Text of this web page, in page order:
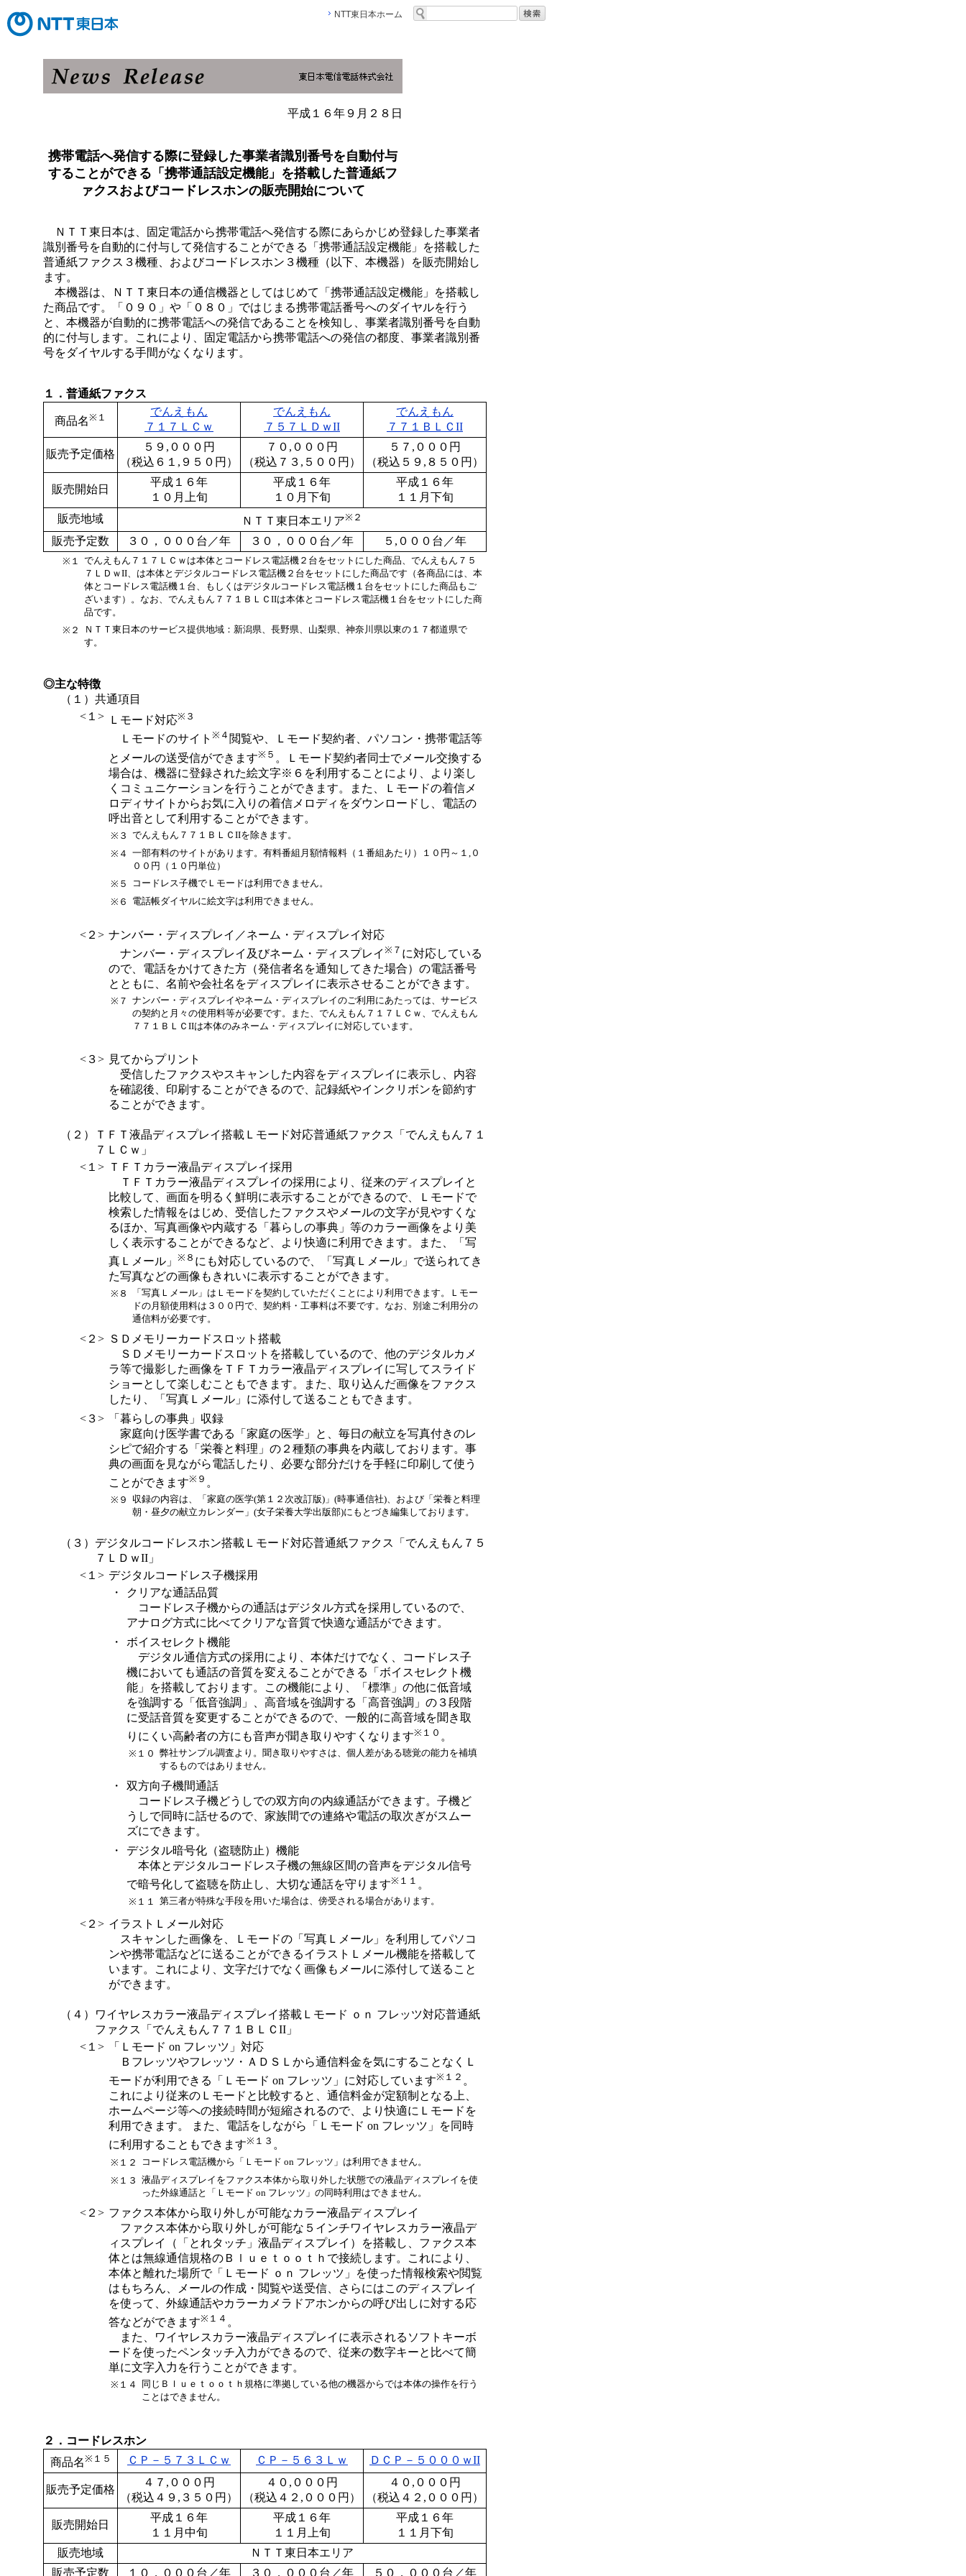
NTT東日本ホーム
平成１６年９月２８日
携帯電話へ発信する際に登録した事業者識別番号を自動付与
することができる「携帯通話設定機能」を搭載した普通紙フ
ァクスおよびコードレスホンの販売開始について
ＮＴＴ東日本は、固定電話から携帯電話へ発信する際にあらかじめ登録した事業者
識別番号を自動的に付与して発信することができる「携帯通話設定機能」を搭載した
普通紙ファクス３機種、およびコードレスホン３機種（以下、本機器）を販売開始し
ます。
本機器は、ＮＴＴ東日本の通信機器としてはじめて「携帯通話設定機能」を搭載し
た商品です。「０９０」や「０８０」ではじまる携帯電話番号へのダイヤルを行う
と、本機器が自動的に携帯電話への発信であることを検知し、事業者識別番号を自動
的に付与します。これにより、固定電話から携帯電話への発信の都度、事業者識別番
号をダイヤルする手間がなくなります。
１．普通紙ファクス
商品名※１
でんえもん
７１７ＬＣｗ
でんえもん
７５７ＬＤｗII
でんえもん
７７１ＢＬＣII
販売予定価格
５９,０００円
（税込６１,９５０円）
７０,０００円
（税込７３,５００円）
５７,０００円
（税込５９,８５０円）
販売開始日
平成１６年
１０月上旬
平成１６年
１０月下旬
平成１６年
１１月下旬
販売地域
ＮＴＴ東日本エリア※２
販売予定数 ３０，０００台／年 ３０，０００台／年 ５,０００台／年
※１ でんえもん７１７ＬＣｗは本体とコードレス電話機２台をセットにした商品、でんえもん７５
７ＬＤｗII、は本体とデジタルコードレス電話機２台をセットにした商品です（各商品には、本
体とコードレス電話機１台、もしくはデジタルコードレス電話機１台をセットにした商品もご
ざいます）。なお、でんえもん７７１ＢＬＣIIは本体とコードレス電話機１台をセットにした商
品です。
※２
ＮＴＴ東日本のサービス提供地域：新潟県、長野県、山梨県、神奈川県以東の１７都道県で
す。
◎主な特徴
（１）共通項目
<１> Ｌモード対応※３
Ｌモードのサイト ※４ 閲覧や、Ｌモード契約者、パソコン・携帯電話等
とメールの送受信ができます※５ 。Ｌモード契約者同士でメール交換する
場合は、機器に登録された絵文字※６を利用することにより、より楽し
くコミュニケーションを行うことができます。また、Ｌモードの着信メ
ロディサイトからお気に入りの着信メロディをダウンロードし、電話の
呼出音として利用することができます。
※３ でんえもん７７１ＢＬＣIIを除きます。
※４ 一部有料のサイトがあります。有料番組月額情報料（１番組あたり）１０円～１,０
００円（１０円単位）
※５
コードレス子機でＬモードは利用できません。
※６
電話帳ダイヤルに絵文字は利用できません。
<２> ナンバー・ディスプレイ／ネーム・ディスプレイ対応
ナンバー・ディスプレイ及びネーム・ディスプレイ ※７ に対応している
ので、電話をかけてきた方（発信者名を通知してきた場合）の電話番号
とともに、名前や会社名をディスプレイに表示させることができます。
※７ ナンバー・ディスプレイやネーム・ディスプレイのご利用にあたっては、サービス
の契約と月々の使用料等が必要です。また、でんえもん７１７ＬＣｗ、でんえもん
７７１ＢＬＣIIは本体のみネーム・ディスプレイに対応しています。
<３> 見てからプリント
受信したファクスやスキャンした内容をディスプレイに表示し、内容
を確認後、印刷することができるので、記録紙やインクリボンを節約す
ることができます。
（２）
ＴＦＴ液晶ディスプレイ搭載Ｌモード対応普通紙ファクス「でんえもん７１
７ＬＣｗ」
<１> ＴＦＴカラー液晶ディスプレイ採用
ＴＦＴカラー液晶ディスプレイの採用により、従来のディスプレイと
比較して、画面を明るく鮮明に表示することができるので、Ｌモードで
検索した情報をはじめ、受信したファクスやメールの文字が見やすくな
るほか、写真画像や内蔵する「暮らしの事典」等のカラー画像をより美
しく表示することができるなど、より快適に利用できます。また、「写
真Ｌメール」 ※８ にも対応しているので、「写真Ｌメール」で送られてき
た写真などの画像もきれいに表示することができます。
※８
「写真Ｌメール」はＬモードを契約していただくことにより利用できます。Ｌモー
ドの月額使用料は３００円で、契約料・工事料は不要です。なお、別途ご利用分の
通信料が必要です。
<２> ＳＤメモリーカードスロット搭載
ＳＤメモリーカードスロットを搭載しているので、他のデジタルカメ
ラ等で撮影した画像をＴＦＴカラー液晶ディスプレイに写してスライド
ショーとして楽しむこともできます。また、取り込んだ画像をファクス
したり、「写真Ｌメール」に添付して送ることもできます。
<３>
「暮らしの事典」収録
家庭向け医学書である「家庭の医学」と、毎日の献立を写真付きのレ
シピで紹介する「栄養と料理」の２種類の事典を内蔵しております。事
典の画面を見ながら電話したり、必要な部分だけを手軽に印刷して使う
ことができます※９ 。
※９
収録の内容は、「家庭の医学(第１２次改訂版)」(時事通信社)、および「栄養と料理
朝・昼夕の献立カレンダー」(女子栄養大学出版部)にもとづき編集しております。
（３） デジタルコードレスホン搭載Ｌモード対応普通紙ファクス「でんえもん７５
７ＬＤｗII」
<１> デジタルコードレス子機採用
・
クリアな通話品質
コードレス子機からの通話はデジタル方式を採用しているので、
アナログ方式に比べてクリアな音質で快適な通話ができます。
・
ボイスセレクト機能
デジタル通信方式の採用により、本体だけでなく、コードレス子
機においても通話の音質を変えることができる「ボイスセレクト機
能」を搭載しております。この機能により、「標準」の他に低音域
を強調する「低音強調」、高音域を強調する「高音強調」の３段階
に受話音質を変更することができるので、一般的に高音域を聞き取
りにくい高齢者の方にも音声が聞き取りやすくなります※１０ 。
※１０ 弊社サンプル調査より。聞き取りやすさは、個人差がある聴覚の能力を補填
するものではありません。
・
双方向子機間通話
コードレス子機どうしでの双方向の内線通話ができます。子機ど
うしで同時に話せるので、家族間での連絡や電話の取次ぎがスムー
ズにできます。
・
デジタル暗号化（盗聴防止）機能
本体とデジタルコードレス子機の無線区間の音声をデジタル信号
で暗号化して盗聴を防止し、大切な通話を守ります※１１ 。
※１１ 第三者が特殊な手段を用いた場合は、傍受される場合があります。
<２> イラストＬメール対応
スキャンした画像を、Ｌモードの「写真Ｌメール」を利用してパソコ
ンや携帯電話などに送ることができるイラストＬメール機能を搭載して
います。これにより、文字だけでなく画像もメールに添付して送ること
ができます。
（４）
ワイヤレスカラー液晶ディスプレイ搭載Ｌモード ｏｎ フレッツ対応普通紙
ファクス「でんえもん７７１ＢＬＣII」
<１>
「Ｌモード on フレッツ」対応
Ｂフレッツやフレッツ・ＡＤＳＬから通信料金を気にすることなくＬ
モードが利用できる「Ｌモード on フレッツ」に対応しています※１２ 。
これにより従来のＬモードと比較すると、通信料金が定額制となる上、
ホームページ等への接続時間が短縮されるので、より快適にＬモードを
利用できます。 また、電話をしながら「Ｌモード on フレッツ」を同時
に利用することもできます※１３ 。
※１２
コードレス電話機から「Ｌモード on フレッツ」は利用できません。
※１３ 液晶ディスプレイをファクス本体から取り外した状態での液晶ディスプレイを使
った外線通話と「Ｌモード on フレッツ」の同時利用はできません。
<２> ファクス本体から取り外しが可能なカラー液晶ディスプレイ
ファクス本体から取り外しが可能な５インチワイヤレスカラー液晶デ
ィスプレイ（「とれタッチ」液晶ディスプレイ）を搭載し、ファクス本
体とは無線通信規格のＢｌｕｅｔｏｏｔｈで接続します。これにより、
本体と離れた場所で「Ｌモード ｏｎ フレッツ」を使った情報検索や閲覧
はもちろん、メールの作成・閲覧や送受信、さらにはこのディスプレイ
を使って、外線通話やカラーカメラドアホンからの呼び出しに対する応
答などができます※１４ 。
また、ワイヤレスカラー液晶ディスプレイに表示されるソフトキーボ
ードを使ったペンタッチ入力ができるので、従来の数字キーと比べて簡
単に文字入力を行うことができます。
※１４
同じＢｌｕｅｔｏｏｔｈ規格に準拠している他の機器からでは本体の操作を行う
ことはできません。
２．コードレスホン
商品名※１５ ＣＰ－５７３ＬＣｗ ＣＰ－５６３Ｌｗ ＤＣＰ－５０００ｗII
販売予定価格
４７,０００円
（税込４９,３５０円）
４０,０００円
（税込４２,０００円）
４０,０００円
（税込４２,０００円）
販売開始日
平成１６年
１１月中旬
平成１６年
１１月上旬
平成１６年
１１月下旬
販売地域
ＮＴＴ東日本エリア
販売予定数
１０，０００台／年 ３０，０００台／年 ５０，０００台／年